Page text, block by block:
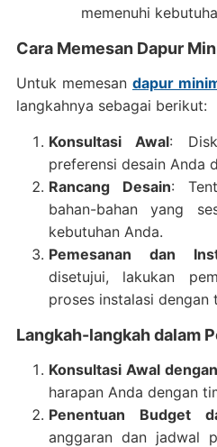
memenuhi
Cara Memesan Dapur
Untuk memesan dapur
langkahnya sebagai berikut:
Konsultasi Awal:
preferensi desain Anda
Rancang Desain:
bahan-bahan yang
kebutuhan Anda.
Pemesanan dan
disetujui, lakukan
proses instalasi dengan
Langkah-langkah dalam
Konsultasi Awal
harapan Anda dengan
Penentuan Budget
anggaran dan jadwal